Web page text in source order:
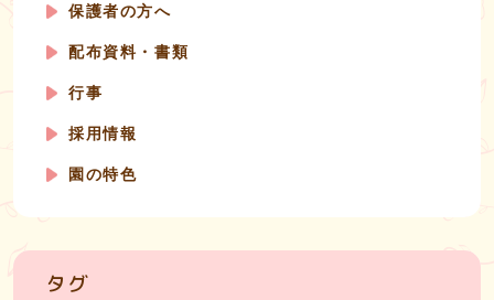
保護者の方へ
配布資料・書類
行事
採用情報
園の特色
タグ